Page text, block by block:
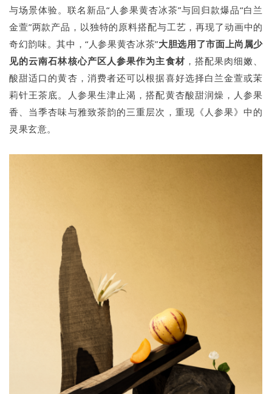
与场景体验。联名新品“人参果黄杏冰茶”与回归款爆品“白兰
金萱”两款产品，以独特的原料搭配与工艺，再现了动画中的
奇幻韵味。其中，“人参果黄杏冰茶”大胆选用了市面上尚属少
见的云南石林核心产区人参果作为主食材，搭配果肉细嫩、
酸甜适口的黄杏，消费者还可以根据喜好选择白兰金萱或茉
莉针王茶底。人参果生津止渴，搭配黄杏酸甜润燥，人参果
香、当季杏味与雅致茶韵的三重层次，重现《人参果》中的
灵果玄意。